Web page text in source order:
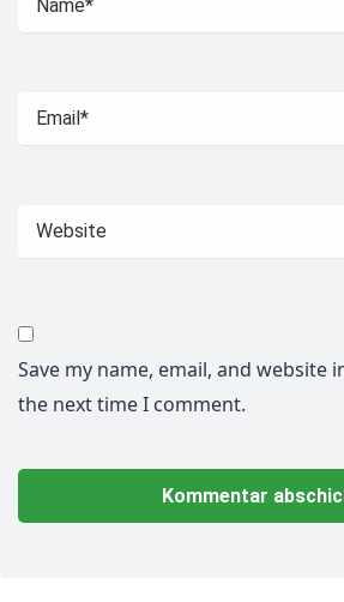
Save my name, email, and website
the next time I comment.